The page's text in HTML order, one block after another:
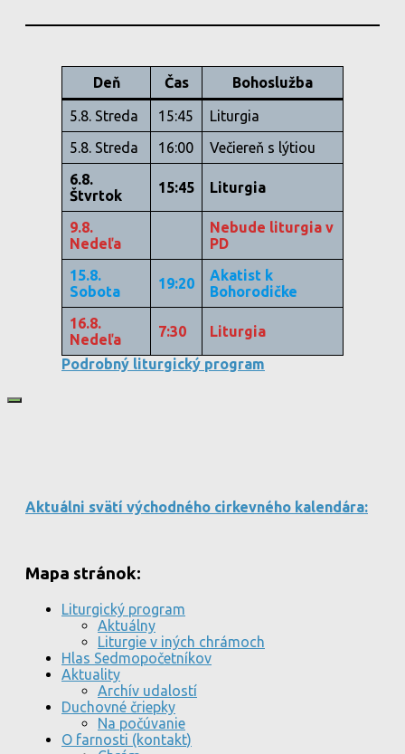
Deň Čas Bohoslužba
5.8. Streda 15:45
Liturgia
5.8. Streda
16:00
Večiereň s lýtiou
6.8.
Štvrtok
15:45 Liturgia
9.8.
Nedeľa
Nebude liturgia v
PD
15.8.
Sobota
19:20
Akatist k
Bohorodičke
16.8.
Nedeľa
7:30
Liturgia
Podrobný liturgický program
Aktuálni svätí východného cirkevného kalendára:
Mapa stránok:
Liturgický program
Aktuálny
Liturgie v iných chrámoch
Hlas Sedmopočetníkov
Aktuality
Archív udalostí
Duchovné čriepky
Na počúvanie
O farnosti (kontakt)